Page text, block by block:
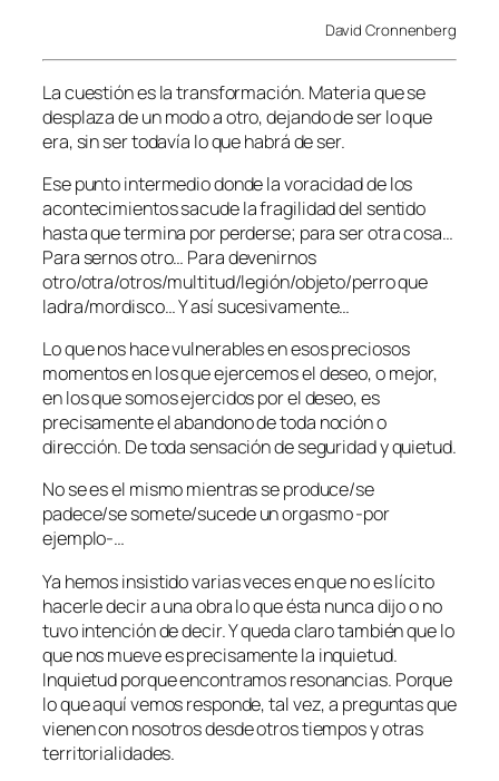
David Cronnenberg
La cuestión es la transformación. Materia que se
desplaza de un modo a otro, dejando de ser lo que
era, sin ser todavía lo que habrá de ser.
Ese punto intermedio donde la voracidad de los
acontecimientos sacude la fragilidad del sentido
hasta que termina por perderse; para ser otra cosa…
Para sernos otro… Para devenirnos
otro/otra/otros/multitud/legión/objeto/perro que
ladra/mordisco… Y así sucesivamente…
Lo que nos hace vulnerables en esos preciosos
momentos en los que ejercemos el deseo, o mejor,
en los que somos ejercidos por el deseo, es
precisamente el abandono de toda noción o
dirección. De toda sensación de seguridad y quietud.
No se es el mismo mientras se produce/se
padece/se somete/sucede un orgasmo -por
ejemplo-…
Ya hemos insistido varias veces en que no es lícito
hacerle decir a una obra lo que ésta nunca dijo o no
tuvo intención de decir. Y queda claro también que lo
que nos mueve es precisamente la inquietud.
Inquietud porque encontramos resonancias. Porque
lo que aquí vemos responde, tal vez, a preguntas que
vienen con nosotros desde otros tiempos y otras
territorialidades.